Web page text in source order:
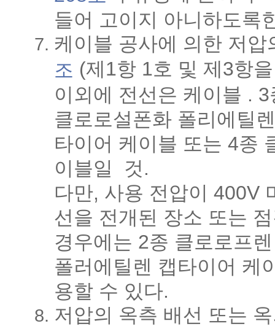
들어 고이지 아니하도록
케이블 공사에 의한 저
조 (제1항 1호 및 제3항
이외에 전선은 케이블 .
클로로설폰화 폴리에틸
타이어 케이블 또는 4종
이블일 것.
다만, 사용 전압이 400V
선을 전개된 장소 또는
경우에는 2종 클로로프
폴러에틸렌 캡타이어 케
용할 수 있다.
저압의 옥측 배선 또는